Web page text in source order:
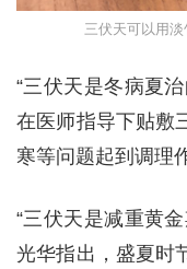
三伏天可以用
“三伏天是冬病夏
在医师指导下贴敷
寒等问题起到调理
“三伏天是减重黄
光华指出，盛夏时